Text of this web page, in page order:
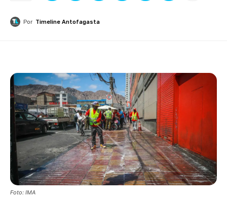
Por Timeline Antofagasta
Foto: IMA